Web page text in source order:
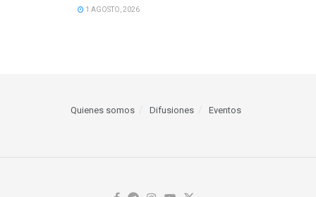
1 AGOSTO, 2026
Quienes somos Difusiones Eventos